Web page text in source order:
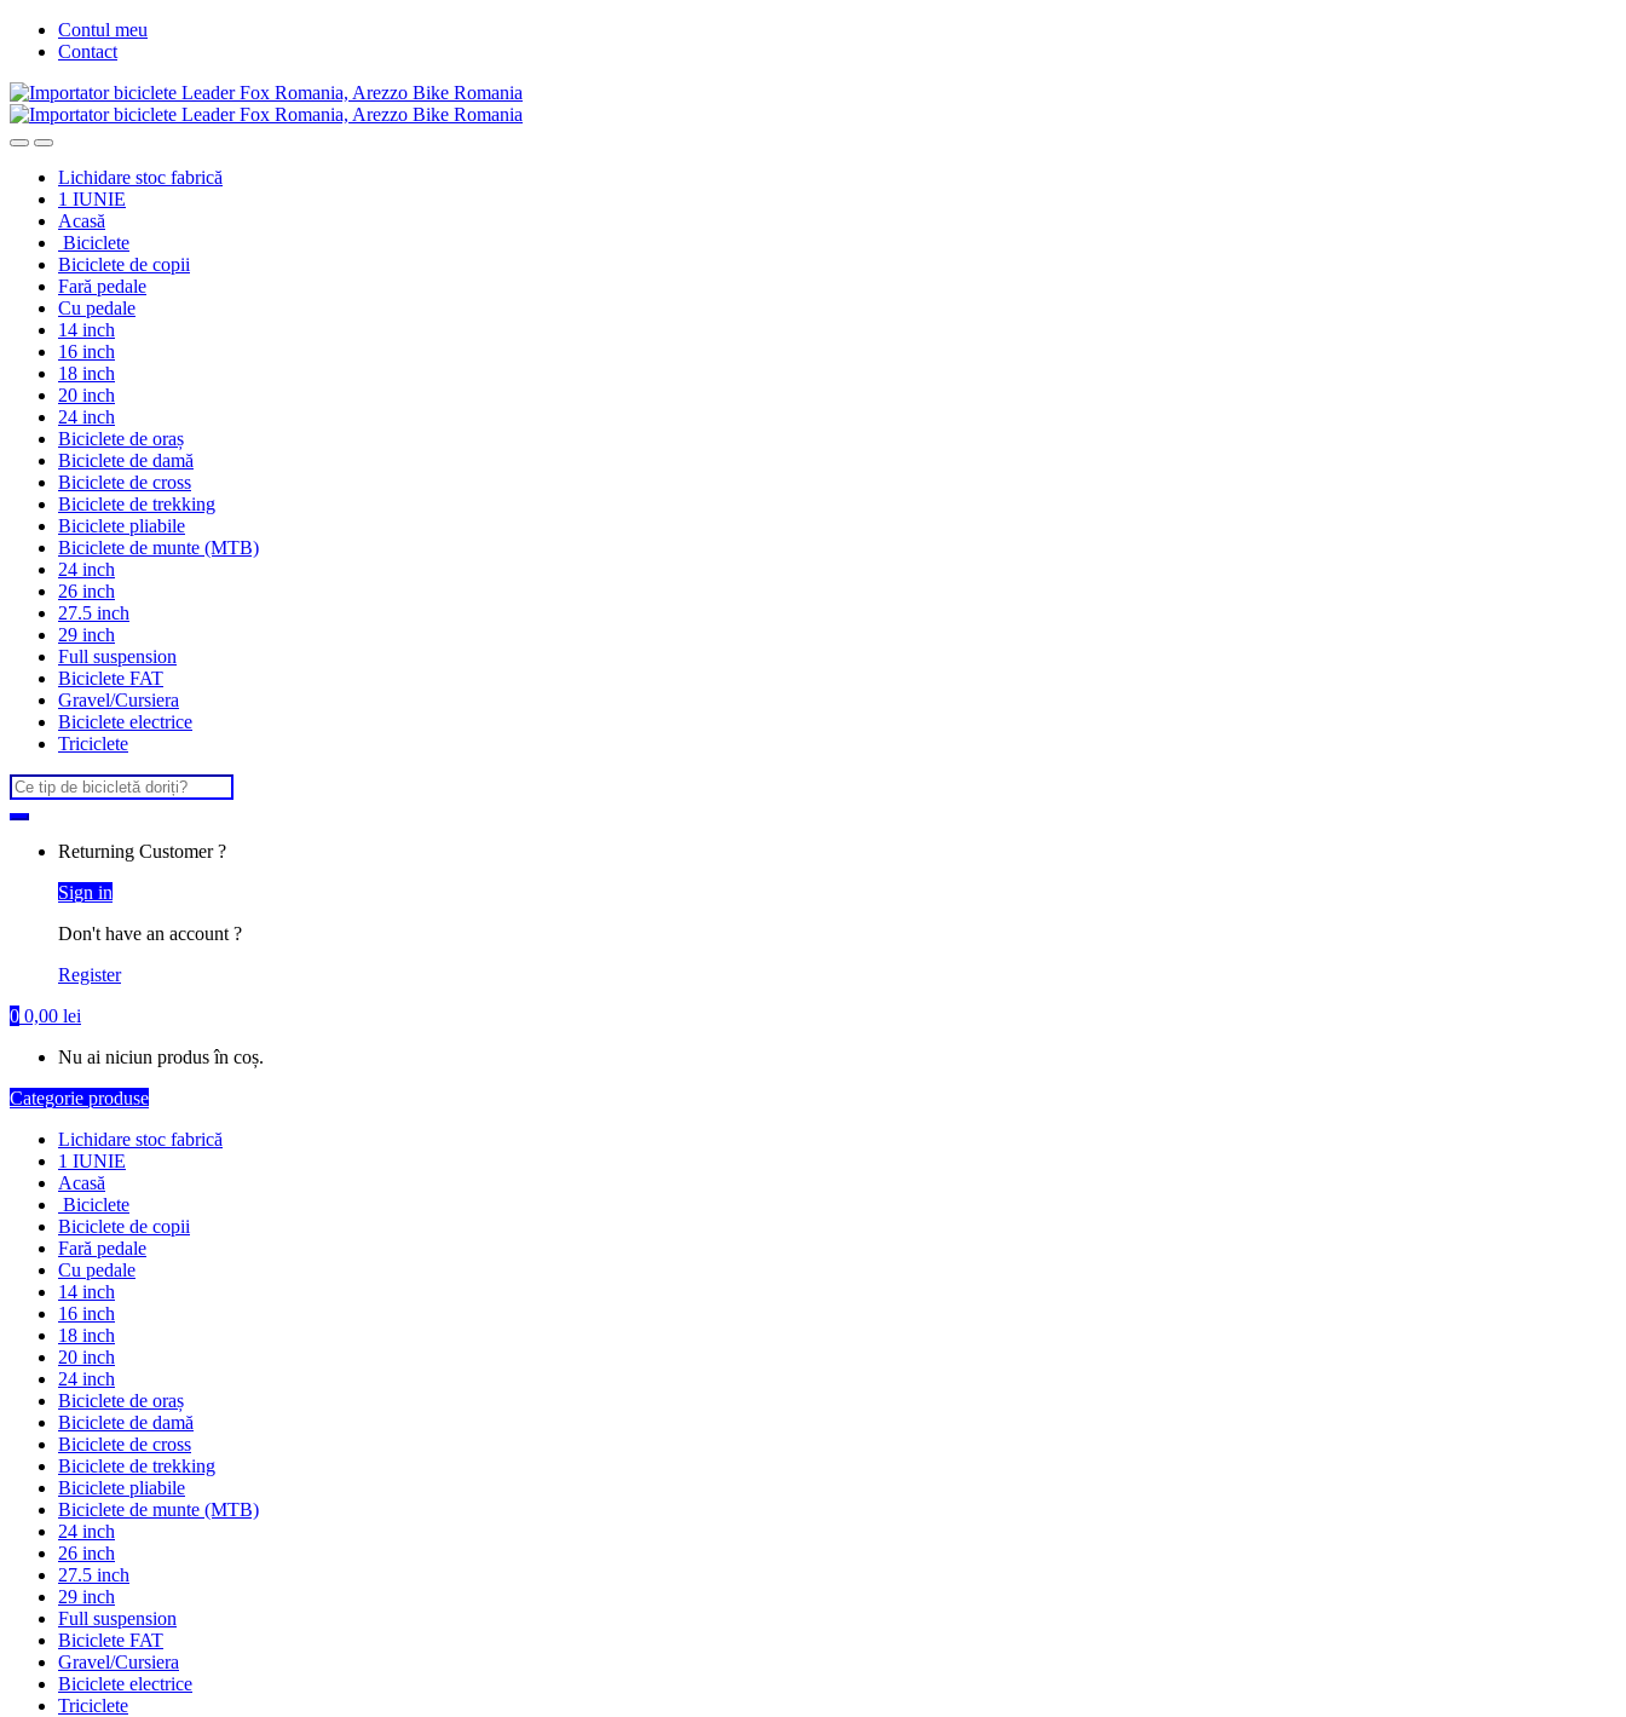
Skip
Skip
Contul meu
Contact
Lichidare stoc fabrică
1 IUNIE
Acasă
Biciclete
Biciclete de copii
Fară pedale
Cu pedale
14 inch
16 inch
18 inch
20 inch
24 inch
Biciclete de oraș
Biciclete de damă
Biciclete de cross
Biciclete de trekking
Biciclete pliabile
Biciclete de munte (MTB)
24 inch
26 inch
27.5 inch
29 inch
Full suspension
Biciclete FAT
Gravel/Cursiera
Biciclete electrice
Triciclete
Search
for:
Returning Customer ?
Sign in
Don't have an account ?
Register
0 0,00 lei
Nu ai niciun produs în coș.
Categorie produse
Lichidare stoc fabrică
1 IUNIE
Acasă
Biciclete
Biciclete de copii
Fară pedale
Cu pedale
14 inch
16 inch
18 inch
20 inch
24 inch
Biciclete de oraș
Biciclete de damă
Biciclete de cross
Biciclete de trekking
Biciclete pliabile
Biciclete de munte (MTB)
24 inch
26 inch
27.5 inch
29 inch
Full suspension
Biciclete FAT
Gravel/Cursiera
Biciclete electrice
Triciclete